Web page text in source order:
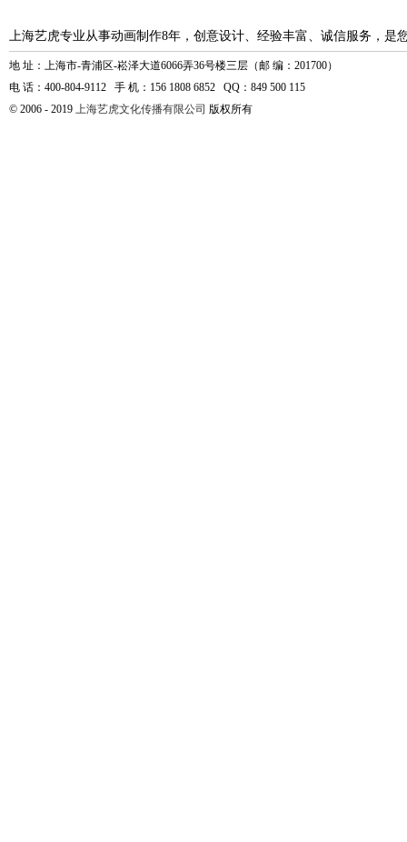
上海艺虎专业从事动画制作8年，创意设计、经验丰富、诚信服务，是
地 址：上海市-青浦区-崧泽大道6066弄36号楼三层（邮 编：201700）
电 话：400-804-9112 手 机：156 1808 6852 QQ：849 500 115
© 2006 - 2019 上海艺虎文化传播有限公司 版权所有